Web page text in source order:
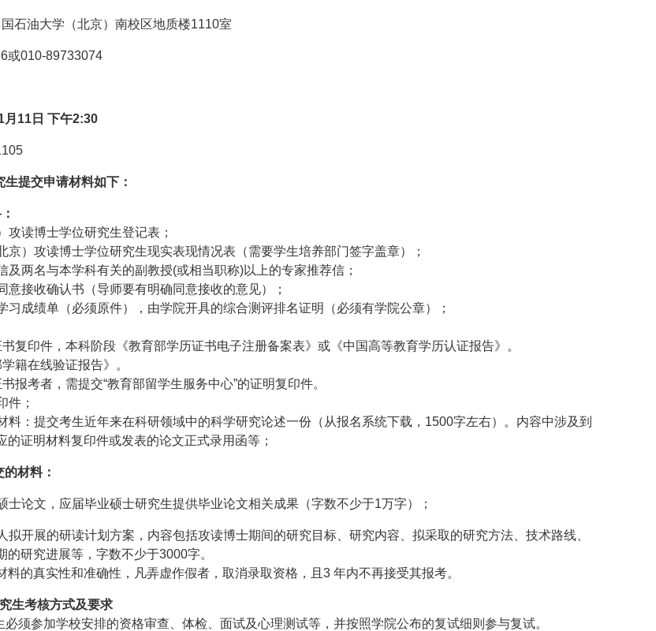
石油大学（北京）南校区地质楼1110室
或010-89733074
月 11 日 下午2:30
提交申请材料如下：
攻读博士学位研究生登记表；
京）攻读博士学位研究生现实表现情况表（需要学生培养部门签字盖章）；
及两名与本学科有关的副教授(或相当职称)以上的专家推荐信；
意接收确认书（导师要有明确同意接收的意见）；
习成绩单（必须原件），由学院开具的综合测评排名证明（必须有学院公章）；
复印件，本科阶段《教育部学历证书电子注册备案表》或《中国高等教育学历认证报告》。
籍在线验证报告》。
报考者，需提交“教育部留学生服务中心”的证明复印件。
件；
料：提交考生近年来在科研领域中的科学研究论述一份（从报名系统下载， 1500字左右）。内容中涉及到
证明材料复印件或发表的论文正式录用函等；
材料：
士论文，应届毕业硕士研究生提供毕业论文相关成果（字数不少于1万字）；
拟开展的研读计划方案，内容包括攻读博士期间的研究目标、研究内容、拟采取的研究方法、技术路线、
的研究进展等，字数不少于3000字。
料的真实性和准确性，凡弄虚作假者，取消录取资格，且 3 年内不再接受其报考。
生考核方式及要求
必须参加学校安排的资格审查、体检、面试及心理测试等，并按照学院公布的复试细则参与复试。